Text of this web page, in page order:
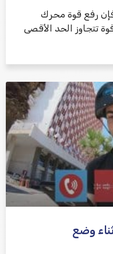
فإن رفع قوة محرك
تتجاوز الحد الأقصى
وضع